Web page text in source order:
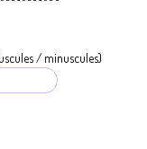
/ minuscules)